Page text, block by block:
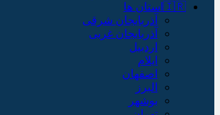
🇮🇷استان ها
آذربایجان شرقی
آذربایجان غربی
اردبیل
ایلام
اصفهان
البرز
بوشهر